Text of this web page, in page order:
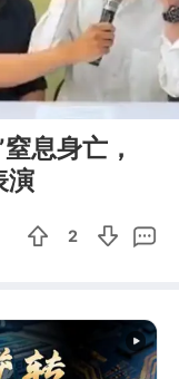
01:02
息身亡，
演
2